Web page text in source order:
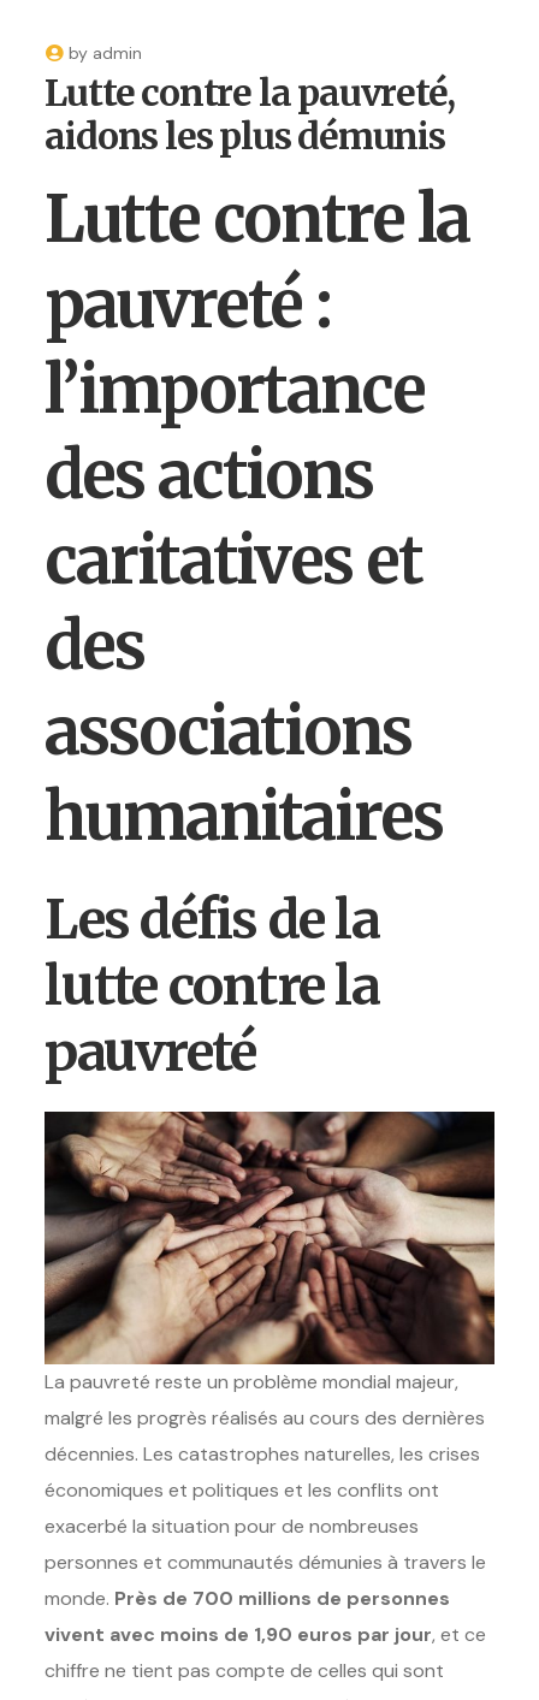
by admin
Lutte contre la pauvreté,
aidons les plus démunis
Lutte contre la
pauvreté :
l’importance
des actions
caritatives et
des
associations
humanitaires
Les défis de la
lutte contre la
pauvreté
La pauvreté reste un problème mondial majeur,
malgré les progrès réalisés au cours des dernières
décennies. Les catastrophes naturelles, les crises
économiques et politiques et les conflits ont
exacerbé la situation pour de nombreuses
personnes et communautés démunies à travers le
monde. Près de 700 millions de personnes
vivent avec moins de 1,90 euros par jour, et ce
chiffre ne tient pas compte de celles qui sont